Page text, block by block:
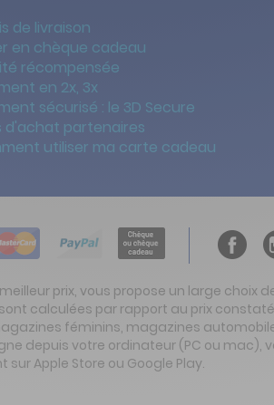
de livraison
en chèque cadeau
récompensée
en 2x, 3x
sécurisé : le 3D Secure
d'achat partenaires
utiliser ma carte cadeau
prix, vous propose un large choix
calculées par rapport au prix
féminins, magazines
depuis votre ordinateur (PC ou mac),
Apple Store ou Google Play.